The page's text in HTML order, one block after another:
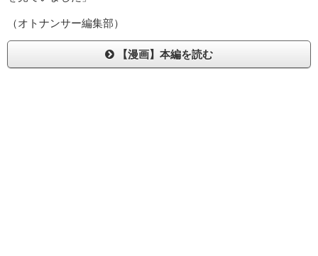
（オトナンサー編集部）
【漫画】本編を読む